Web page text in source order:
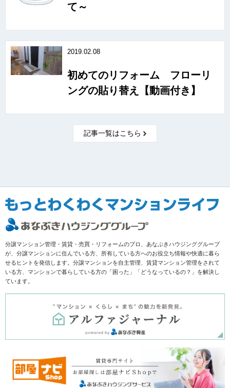
て～
2019.02.08
初めてのリフォーム フローリ
ングの貼り替え【動画付き】
記事一覧はこちら
分譲マンション管理・賃貸・売買・リフォームのプロ、あなぶきハウジンググループ
が、分譲マンションに住んでいる方、所有している方へのお役立ち情報や快適に暮ら
せるヒントを発信します。分譲マンションを自主管理、賃貸マンション管理をされて
いる方、マンションで暮らしている方の「困った」「どうなっているの？」を解決し
ています。